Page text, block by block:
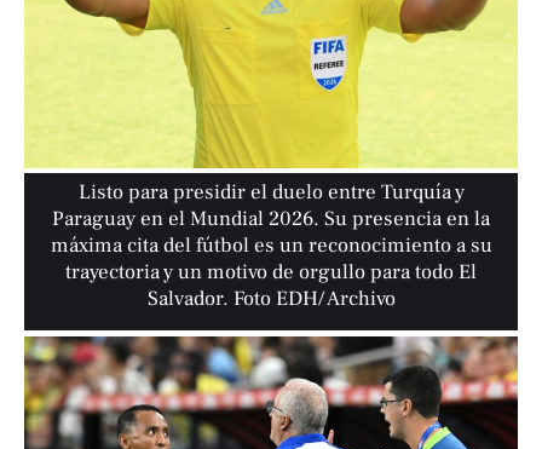
Listo para presidir el duelo entre Turquía y
Paraguay en el Mundial 2026. Su presencia en la
máxima cita del fútbol es un reconocimiento a su
trayectoria y un motivo de orgullo para todo El
Salvador. Foto EDH/ Archivo